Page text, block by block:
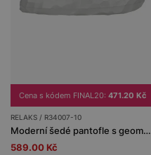
Cena s kódem FINAL20: 471.20 Kč
RELAKS / R34007-10
Moderní šedé pantofle s geometrickou strukturou RELAKS R34007-10
589.00 Kč